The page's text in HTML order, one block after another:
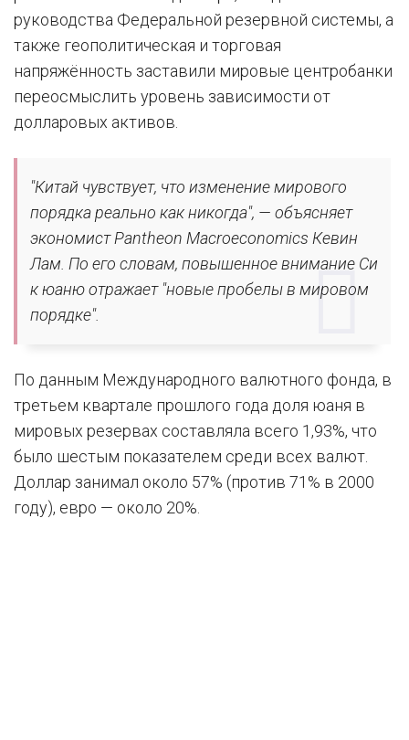
руководства Федеральной резервной системы, а
также геополитическая и торговая
напряжённость заставили мировые центробанки
переосмыслить уровень зависимости от
долларовых активов.
"Китай чувствует, что изменение мирового
порядка реально как никогда", — объясняет
экономист Pantheon Macroeconomics Кевин
Лам. По его словам, повышенное внимание Си
к юаню отражает "новые пробелы в мировом
порядке".
По данным Международного валютного фонда, в
третьем квартале прошлого года доля юаня в
мировых резервах составляла всего 1,93%, что
было шестым показателем среди всех валют.
Доллар занимал около 57% (против 71% в 2000
году), евро — около 20%.